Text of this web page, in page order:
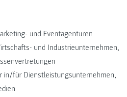
und Eventagenturen
und Industrieunternehmen,
in/für Dienstleistungsunternehmen,